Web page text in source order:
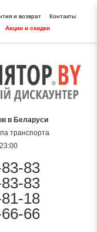
и возврат
Контакты
Акции и скидки
в Беларуси
транспорта
83
83
18
66